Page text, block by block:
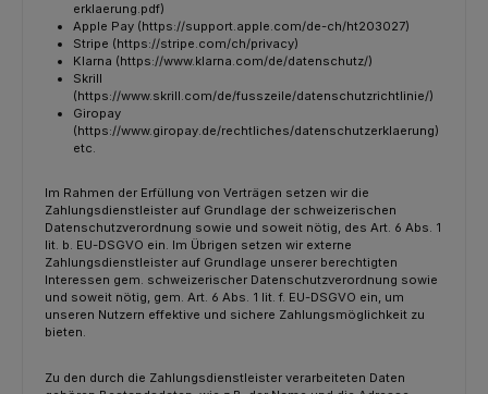
erklaerung.pdf)
Apple Pay (https://support.apple.com/de-ch/ht203027)
Stripe (https://stripe.com/ch/privacy)
Klarna (https://www.klarna.com/de/datenschutz/)
Skrill
(https://www.skrill.com/de/fusszeile/datenschutzrichtlinie/)
Giropay
(https://www.giropay.de/rechtliches/datenschutzerklaerung)
etc.
Im Rahmen der Erfüllung von Verträgen setzen wir die
Zahlungsdienstleister auf Grundlage der schweizerischen
Datenschutzverordnung sowie und soweit nötig, des Art. 6 Abs. 1
lit. b. EU-DSGVO ein. Im Übrigen setzen wir externe
Zahlungsdienstleister auf Grundlage unserer berechtigten
Interessen gem. schweizerischer Datenschutzverordnung sowie
und soweit nötig, gem. Art. 6 Abs. 1 lit. f. EU-DSGVO ein, um
unseren Nutzern effektive und sichere Zahlungsmöglichkeit zu
bieten.
Zu den durch die Zahlungsdienstleister verarbeiteten Daten